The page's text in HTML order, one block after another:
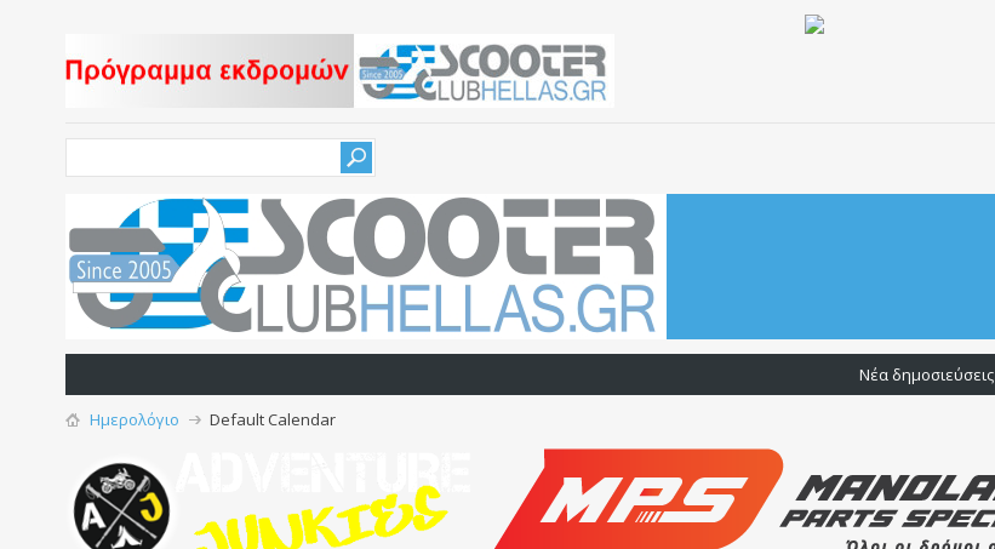
Νέα δημοσιεύσεις
Ημερολόγιο Default Calendar